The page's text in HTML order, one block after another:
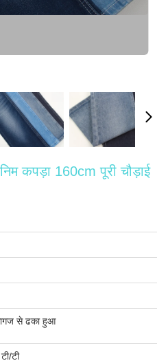
कपड़ा 160cm पूरी चौड़ाई
से ढका हुआ
टी